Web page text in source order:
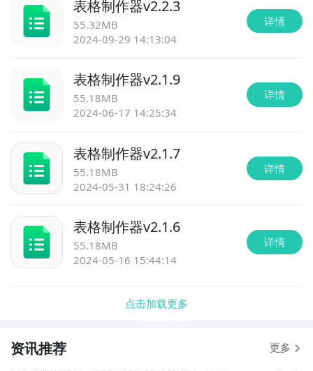
表格制作器v2.2.3
55.32MB
2024-09-29 14:13:04
详情
表格制作器v2.1.9
55.18MB
2024-06-17 14:25:34
详情
表格制作器v2.1.7
55.18MB
2024-05-31 18:24:26
详情
表格制作器v2.1.6
55.18MB
2024-05-16 15:44:14
详情
点击加载更多
资讯推荐 更多